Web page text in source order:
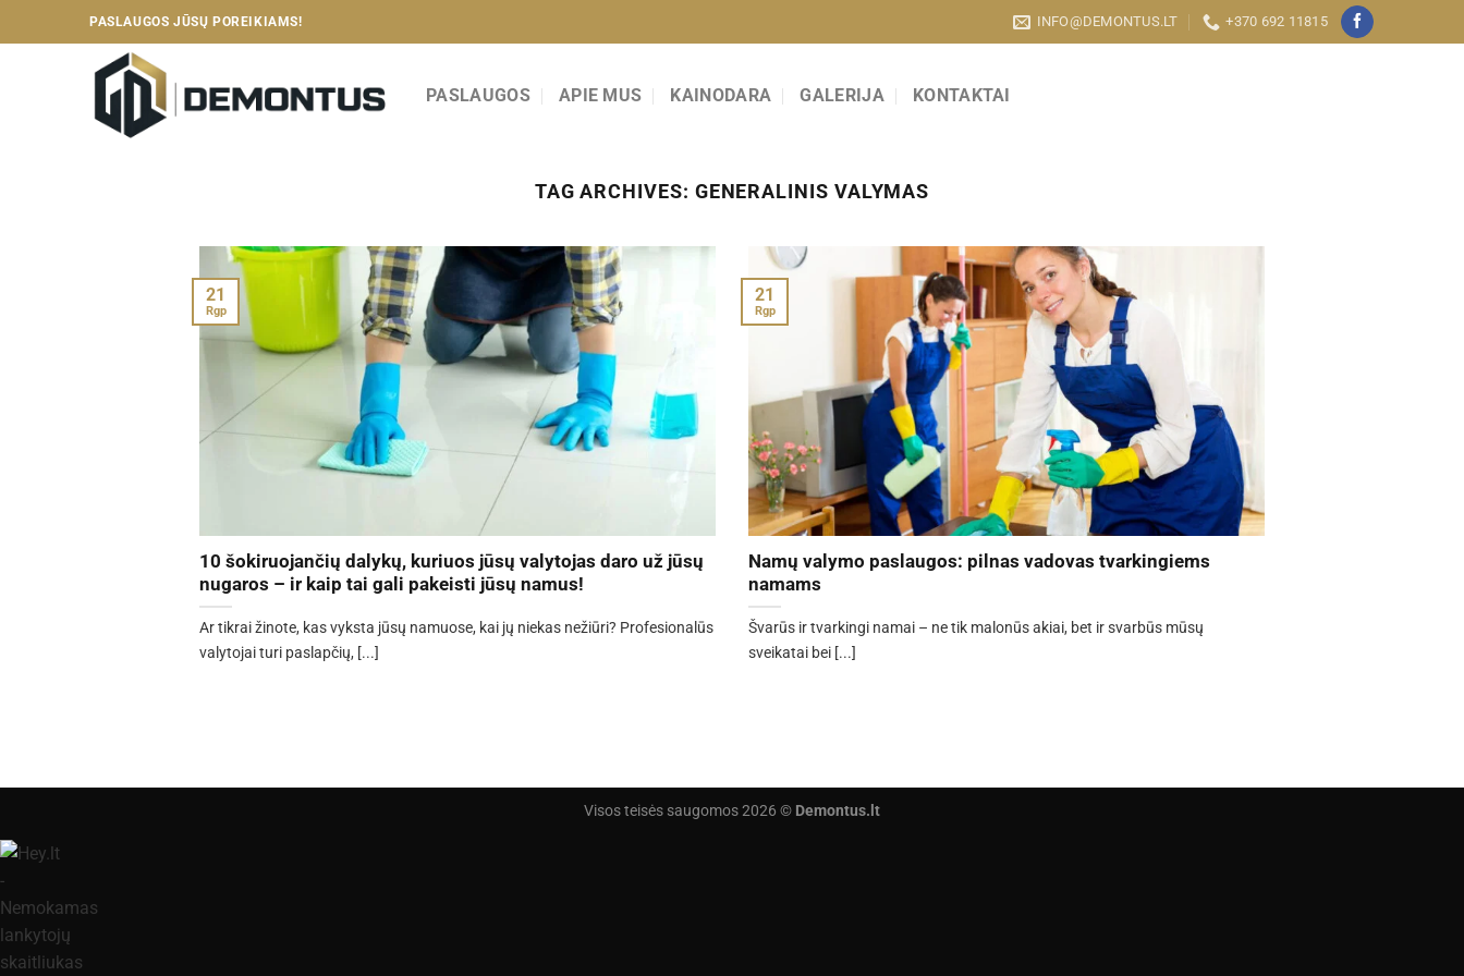
to
PASLAUGOS JŪSŲ POREIKIAMS! INFO@DEMONTUS.LT +370 692 11815
PASLAUGOS APIE MUS KAINODARA GALERIJA KONTAKTAI
TAG ARCHIVES: GENERALINIS VALYMAS
10 šokiruojančių dalykų, kuriuos jūsų valytojas daro už jūsų
nugaros – ir kaip tai gali pakeisti jūsų namus!
Ar tikrai žinote, kas vyksta jūsų namuose, kai jų niekas nežiūri? Profesionalūs
valytojai turi paslapčių, [...]
21
Rgp
Namų valymo paslaugos: pilnas vadovas tvarkingiems
namams
Švarūs ir tvarkingi namai – ne tik malonūs akiai, bet ir svarbūs mūsų
sveikatai bei [...]
21
Rgp
Visos teisės saugomos 2026 © Demontus.lt